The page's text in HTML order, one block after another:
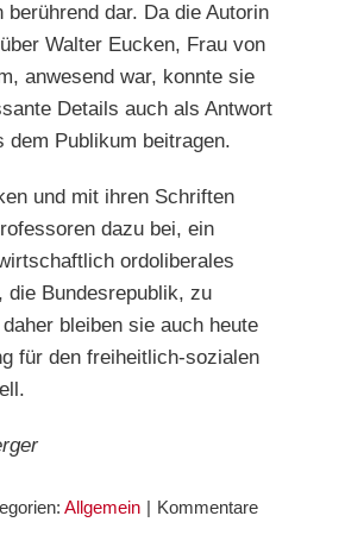
berührend dar. Da die Autorin
Walter Eucken, Frau von
anwesend war, konnte sie
Details auch als Antwort
dem Publikum beitragen.
und mit ihren Schriften
dazu bei, ein
ordoliberales
die Bundesrepublik, zu
daher bleiben sie auch heute
für den freiheitlich-sozialen
Allgemein | Kommentare